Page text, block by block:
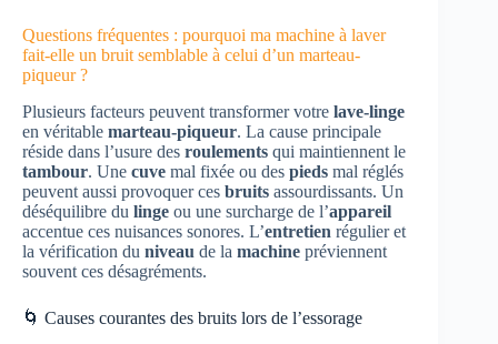
Questions fréquentes : pourquoi ma machine à laver
fait-elle un bruit semblable à celui d’un marteau-
piqueur ?
Plusieurs facteurs peuvent transformer votre lave-linge
en véritable marteau-piqueur. La cause principale
réside dans l’usure des roulements qui maintiennent le
tambour. Une cuve mal fixée ou des pieds mal réglés
peuvent aussi provoquer ces bruits assourdissants. Un
déséquilibre du linge ou une surcharge de l’appareil
accentue ces nuisances sonores. L’entretien régulier et
la vérification du niveau de la machine préviennent
souvent ces désagréments.
🌀 Causes courantes des bruits lors de l’essorage